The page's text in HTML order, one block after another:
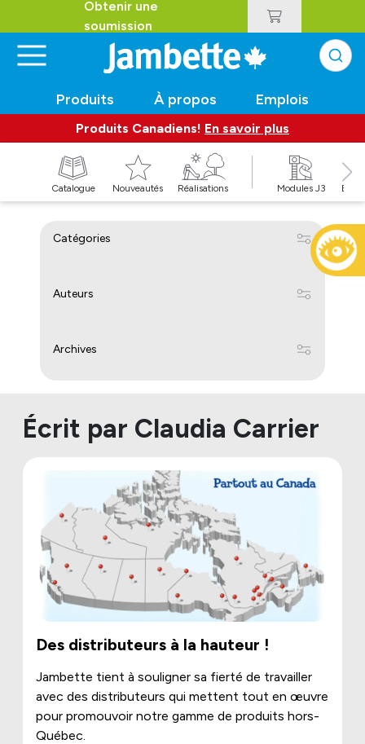
Obtenir une
soumission
Produits À propos Emplois
Produits Canadiens! En savoir plus
Catalogue Nouveautés Réalisations Modules J3
Catégories
Auteurs
Archives
Écrit par Claudia Carrier
Des distributeurs à la hauteur !
Jambette tient à souligner sa fierté de travailler
avec des distributeurs qui mettent tout en œuvre
pour promouvoir notre gamme de produits hors-
Québec.